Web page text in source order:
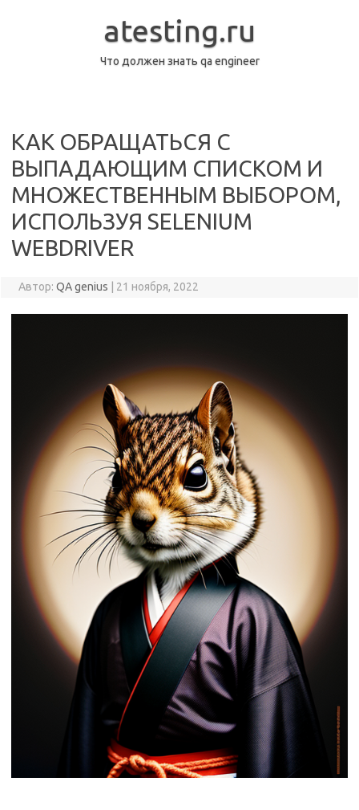
atesting.ru
Что должен знать qa engineer
КАК ОБРАЩАТЬСЯ С
ВЫПАДАЮЩИМ СПИСКОМ И
МНОЖЕСТВЕННЫМ ВЫБОРОМ,
ИСПОЛЬЗУЯ SELENIUM
WEBDRIVER
Автор: QA genius 21 ноября, 2022